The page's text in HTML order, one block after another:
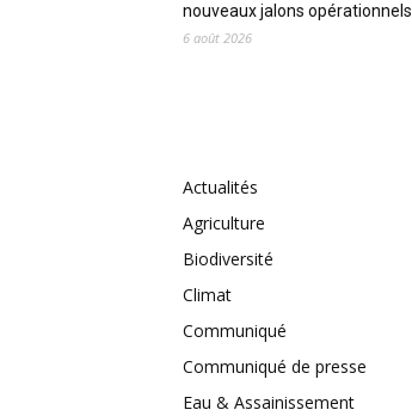
nouveaux jalons opérationnels
6 août 2026
Actualités
Agriculture
Biodiversité
Climat
Communiqué
Communiqué de presse
Eau & Assainissement